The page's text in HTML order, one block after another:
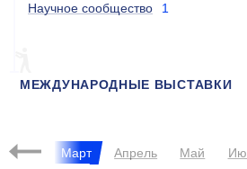
Научное сообщество 1
МЕЖДУНАРОДНЫЕ ВЫСТАВКИ
Март Апрель Май